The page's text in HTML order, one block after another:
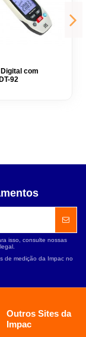
com
92
isso, consulte nossas
de medição da Impac no
Outros Sites da
Impac